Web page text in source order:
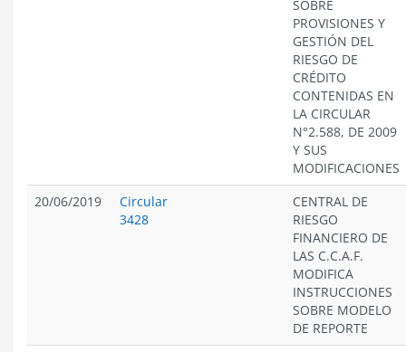
SOBRE
PROVISIONES Y
GESTIÓN DEL
RIESGO DE
CRÉDITO
CONTENIDAS EN
LA CIRCULAR
N°2.588, DE 2009
Y SUS
MODIFICACIONES
20/06/2019
Circular
3428
CENTRAL DE
RIESGO
FINANCIERO DE
LAS C.C.A.F.
MODIFICA
INSTRUCCIONES
SOBRE MODELO
DE REPORTE